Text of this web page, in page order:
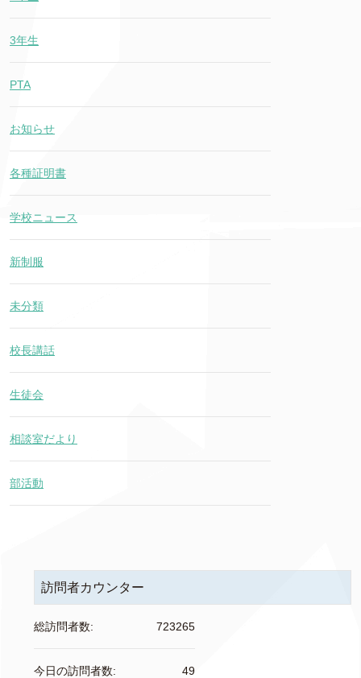
3年生
PTA
お知らせ
各種証明書
学校ニュース
新制服
未分類
校長講話
生徒会
相談室だより
部活動
訪問者カウンター
723265
総訪問者数:
49
今日の訪問者数: